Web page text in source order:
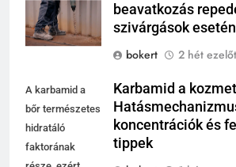
beavatkozás
szivárgások esetén
bokert
2 hét
A karbamid a
bőr természetes
hidratáló
faktorának
Karbamid a
koncentrációk és
tippek